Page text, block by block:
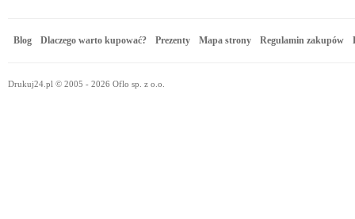
Blog Dlaczego warto kupować? Prezenty Mapa strony Regulamin zakupów
Drukuj24.pl © 2005 - 2026 Oflo sp. z o.o.